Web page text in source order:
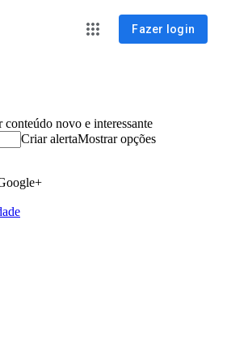
Fazer login
novo e interessante
Criar alertaMostrar opções